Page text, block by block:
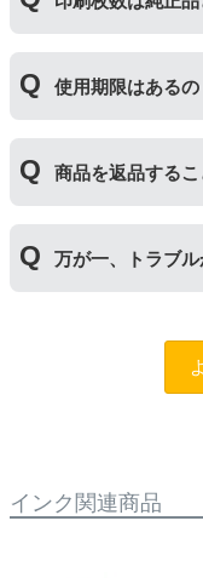
ートリッジのこ
トナーを用紙に
の器にあたる部
トナーとドラム
により使用でき
しいものに交換
一部型番は、純
ジナルの【特別
使用期限はあるの
サイクルトナー/
くことで保証期
保証期間の2年以
商品を返品するこ
用未開封の場合
ご購入前に商品
ますので、お手
万が一、トラブ
問合フォーム
ふたつ
インク関連商品